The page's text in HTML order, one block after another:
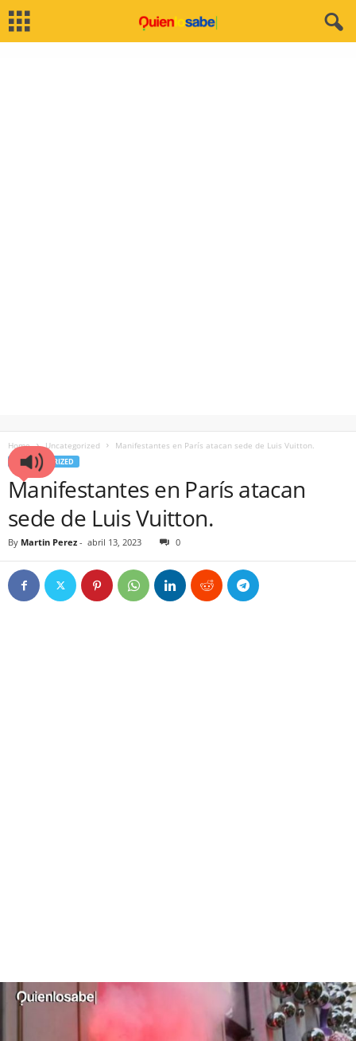
Home Uncategorized Manifestantes en París atacan sede de Luis Vuitton.
UNCATEGORIZED
Manifestantes en París atacan
sede de Luis Vuitton.
By Martin Perez - abril 13, 2023 0